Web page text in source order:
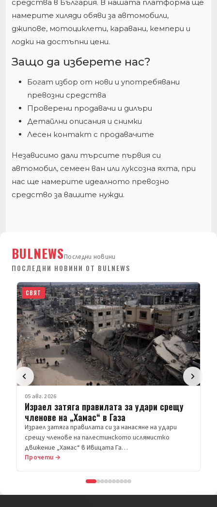
средства в България. В нашата платформа ще
намерите хиляди обяви за автомобили,
джипове, мотоциклети, каравани, кемпери и
лодки на достъпни цени.
Защо да изберете нас?
Богат избор от нови и употребявани
превозни средства
Проверени продавачи и дилъри
Детайлни описания и снимки
Лесен контакт с продавачите
Независимо дали търсите първия си
автомобил, семеен ван или луксозна яхта, при
нас ще намерите идеалното превозно
средство за вашите нужди.
BULNEWSПоследни новини
ПОСЛЕДНИ НОВИНИ ОТ BULNEWS
СВЯТ
05 авг. 2026
Израел затяга правилата за удари срещу
членове на „Хамас“ в Газа
Израел затяга правилата си за нанасяне на удари
срещу членове на палестинското ислямистко
движение „Хамас“ в Ивицата Га…
Прочети →